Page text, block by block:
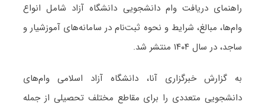
راهنمای دریافت وام دانشجویی دانشگاه آزاد شامل انواع
وام‌ها، مبالغ، شرایط و نحوه ثبت‌نام در سامانه‌های آموزشیار و
ساجد، در سال ۱۴۰۴ منتشر شد.
به گزارش خبرگزاری آنا، دانشگاه آزاد اسلامی وام‌های
دانشجویی متعددی را برای مقاطع مختلف تحصیلی از جمله